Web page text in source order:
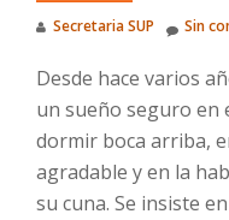
Secretaria SUP Sin
Desde hace varios
un sueño seguro en
dormir boca arriba,
agradable y en la
su cuna. Se insiste